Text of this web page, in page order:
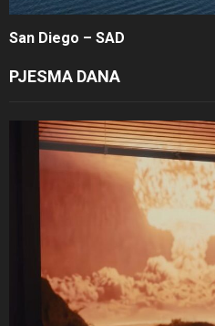
San Diego – SAD
PJESMA DANA